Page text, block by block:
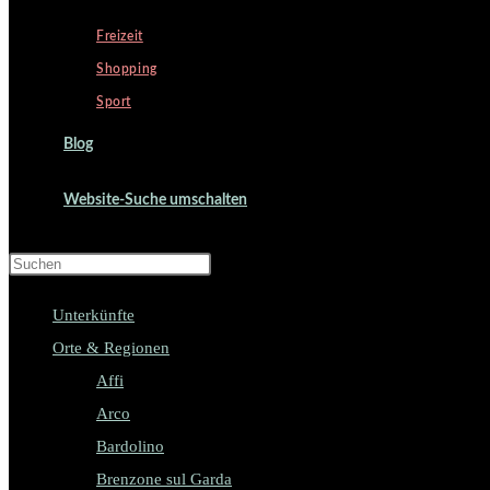
Freizeit
Shopping
Sport
Blog
Website-Suche umschalten
Unterkünfte
Orte & Regionen
Affi
Arco
Bardolino
Brenzone sul Garda